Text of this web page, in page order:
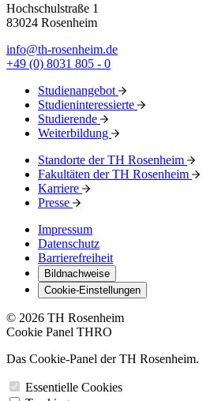
Hochschulstraße 1
83024 Rosenheim
info@th-rosenheim.de
+49 (0) 8031 805 - 0
Studienangebot
Studieninteressierte
Studierende
Weiterbildung
Standorte der TH Rosenheim
Fakultäten der TH Rosenheim
Karriere
Presse
Impressum
Datenschutz
Barrierefreiheit
Bildnachweise
Cookie-Einstellungen
© 2026 TH Rosenheim
Cookie Panel THRO
Das Cookie-Panel der TH Rosenheim.
Essentielle Cookies